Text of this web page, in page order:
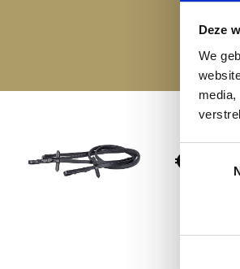
Deze
We
€